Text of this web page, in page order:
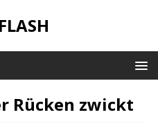
Rücken zwickt